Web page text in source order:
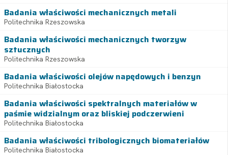
Badania właściwości mechanicznych metali
Politechnika Rzeszowska
Badania właściwości mechanicznych tworzyw
sztucznych
Politechnika Rzeszowska
Badania właściwości olejów napędowych i benzyn
Politechnika Białostocka
Badania właściwości spektralnych materiałów w
paśmie widzialnym oraz bliskiej podczerwieni
Politechnika Białostocka
Badania właściwości tribologicznych biomateriałów
Politechnika Białostocka